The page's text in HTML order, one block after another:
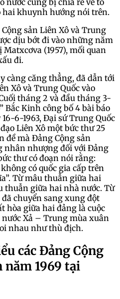
nước cũng bị chia rẽ về tổ
khuynh hướng nói trên.
sản Liên Xô và Trung
dịu bớt đi vào những năm
(1957), mối quan
đi.
càng căng thẳng, đã dẫn tới
Xô và Trung Quốc vào
tháng 2 và đầu tháng 3-
Bắc Kinh công bố 4 bài báo
6-1963, Đại sứ Trung Quốc
Liên Xô một bức thư 25
đề mà Đảng Cộng sản
nhân nhượng đối với Đảng
thư có đoạn nói rằng:
có quốc gia cấp trên
Từ mâu thuẫn giữa hai
thuẫn giữa hai nhà nước. Từ
chuyển sang xung đột
hòa giữa hai đảng là cuộc
Xả – Trung mùa xuân
nhau như thù địch.
các Đảng Cộng
năm 1969 tại